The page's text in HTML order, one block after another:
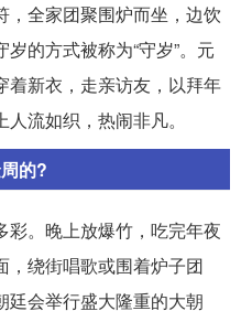
，全家团聚围炉而坐，边饮
的方式被称为“守岁”。元
着新衣，走亲访友，以拜年
流如织，热闹非凡。
的?
彩。晚上放爆竹，吃完年夜
，绕街唱歌或围着炉子团
廷会举行盛大隆重的大朝